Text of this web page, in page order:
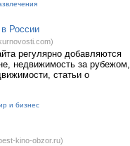
России
регулярно добавляются
недвижимость за рубежом,
статьи о
и бизнес
kino-obzor.ru)